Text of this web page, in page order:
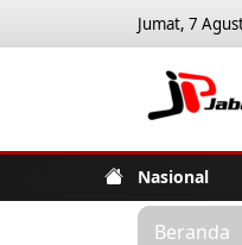
Jumat, 7
Nasional
Beranda